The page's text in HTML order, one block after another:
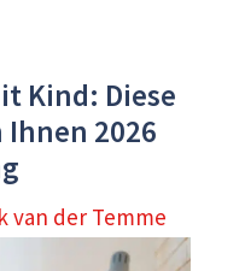
Kind: Diese
Ihnen 2026
van der Temme